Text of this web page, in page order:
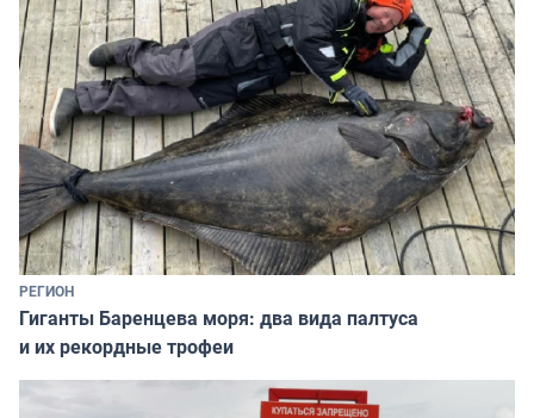
РЕГИОН
Гиганты Баренцева моря: два вида палтуса
и их рекордные трофеи